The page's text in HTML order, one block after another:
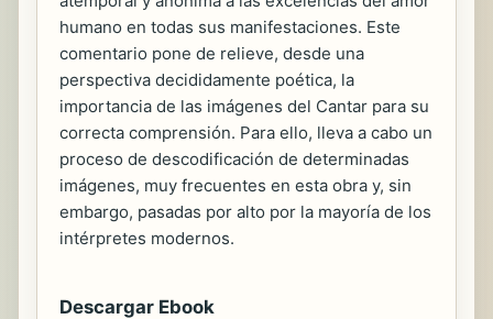
humano en todas sus manifestaciones. Este
comentario pone de relieve, desde una
perspectiva decididamente poética, la
importancia de las imágenes del Cantar para su
correcta comprensión. Para ello, lleva a cabo un
proceso de descodificación de determinadas
imágenes, muy frecuentes en esta obra y, sin
embargo, pasadas por alto por la mayoría de los
intérpretes modernos.
Descargar Ebook